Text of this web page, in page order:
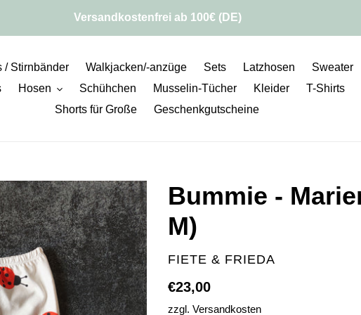
Versandkostenfrei ab 100€ (DE)
/ Stirnbänder Walkjacken/-anzüge Sets Latzhosen
Sweater
Hosen Schühchen Musselin-Tücher Kleider
T-Shirts
Shorts für Große
Geschenkgutscheine
Bummie -
M)
VERKÄUFER
FIETE & FRIEDA
Normaler
Preis
€23,00
zzgl. Versandkosten